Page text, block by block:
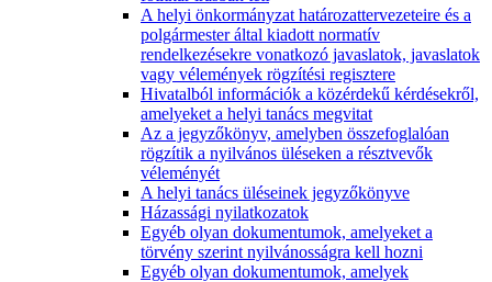
A helyi önkormányzat határozattervezeteire és a
polgármester által kiadott normatív
rendelkezésekre vonatkozó javaslatok, javaslatok
vagy vélemények rögzítési regisztere
Hivatalból információk a közérdekű kérdésekről,
amelyeket a helyi tanács megvitat
Az a jegyzőkönyv, amelyben összefoglalóan
rögzítik a nyilvános üléseken a résztvevők
véleményét
A helyi tanács üléseinek jegyzőkönyve
Házassági nyilatkozatok
Egyéb olyan dokumentumok, amelyeket a
törvény szerint nyilvánosságra kell hozni
Egyéb olyan dokumentumok, amelyek